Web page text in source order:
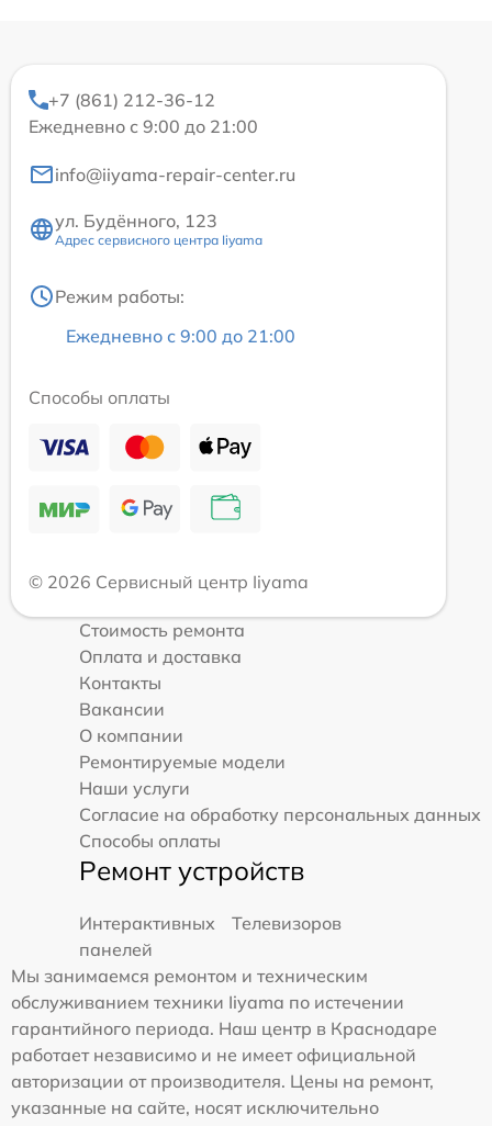
+7 (861) 212-36-12
Ежедневно с 9:00 до 21:00
info@iiyama-repair-center.ru
ул. Будённого, 123
Адрес сервисного центра Iiyama
Режим работы:
Ежедневно с 9:00 до 21:00
Способы оплаты
© 2026 Сервисный центр Iiyama
Стоимость ремонта
Оплата и доставка
Контакты
Вакансии
О компании
Ремонтируемые модели
Наши услуги
Согласие на обработку персональных данных
Способы оплаты
Ремонт устройств
Интерактивных
панелей
Телевизоров
Мы занимаемся ремонтом и техническим
обслуживанием техники Iiyama по истечении
гарантийного периода. Наш центр в Краснодаре
работает независимо и не имеет официальной
авторизации от производителя. Цены на ремонт,
указанные на сайте, носят исключительно